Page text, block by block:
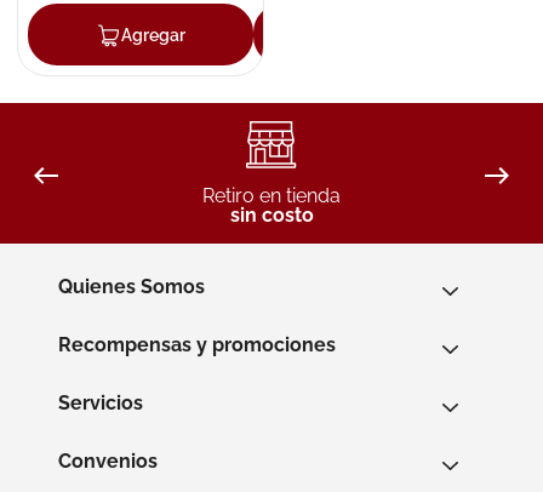
Agregar
Retiro en tienda
sin costo
Quienes Somos
Recompensas y promociones
Servicios
Convenios